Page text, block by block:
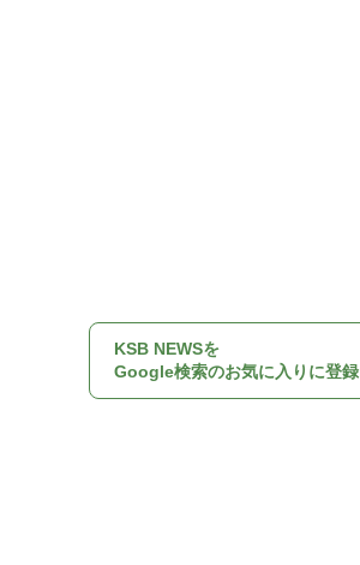
KSB NEWSを
Google検索のお気に入りに登録